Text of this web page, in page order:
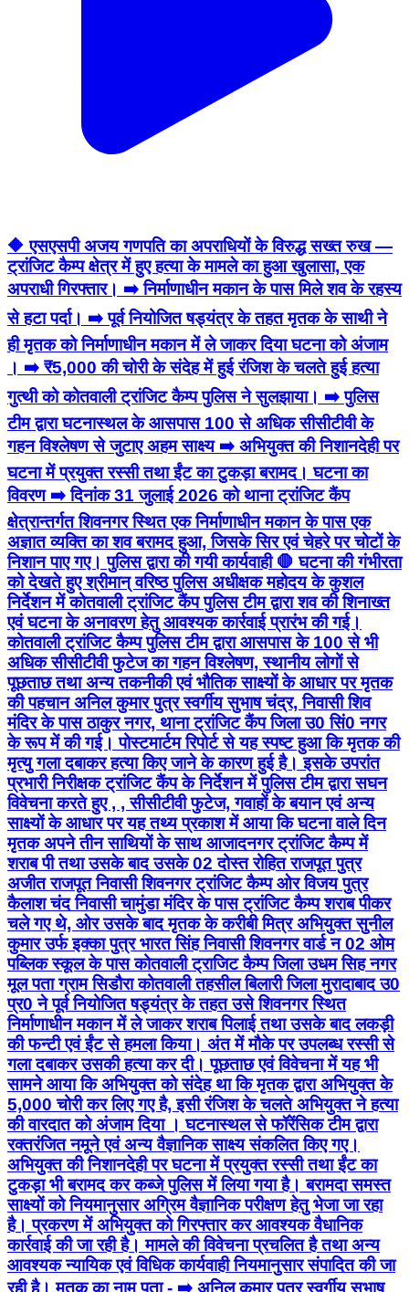
🔶 एसएसपी अजय गणपति का अपराधियों के विरुद्ध सख्त रुख —
ट्रांजिट कैम्प क्षेत्र में हुए हत्या के मामले का हुआ खुलासा, एक
अपराधी गिरफ्तार। ➡️ निर्माणाधीन मकान के पास मिले शव के रहस्य
से हटा पर्दा। ➡️ पूर्व नियोजित षड्यंत्र के तहत मृतक के साथी ने
ही मृतक को निर्माणाधीन मकान में ले जाकर दिया घटना को अंजाम
। ➡️ ₹5,000 की चोरी के संदेह में हुई रंजिश के चलते हुई हत्या
गुत्थी को कोतवाली ट्रांजिट कैम्प पुलिस ने सुलझाया। ➡️ पुलिस
टीम द्वारा घटनास्थल के आसपास 100 से अधिक सीसीटीवी के
गहन विश्लेषण से जुटाए अहम साक्ष्य ➡️ अभियुक्त की निशानदेही पर
घटना में प्रयुक्त रस्सी तथा ईंट का टुकड़ा बरामद। घटना का
विवरण ➡️ दिनांक 31 जुलाई 2026 को थाना ट्रांजिट कैंप
क्षेत्रान्तर्गत शिवनगर स्थित एक निर्माणाधीन मकान के पास एक
अज्ञात व्यक्ति का शव बरामद हुआ, जिसके सिर एवं चेहरे पर चोटों के
निशान पाए गए। पुलिस द्वारा की गयी कार्यवाही 🛑 घटना की गंभीरता
को देखते हुए श्रीमान् वरिष्ठ पुलिस अधीक्षक महोदय के कुशल
निर्देशन में कोतवाली ट्रांजिट कैंप पुलिस टीम द्वारा शव की शिनाख्त
एवं घटना के अनावरण हेतु आवश्यक कार्रवाई प्रारंभ की गई।
कोतवाली ट्रांजिट कैम्प पुलिस टीम द्वारा आसपास के 100 से भी
अधिक सीसीटीवी फुटेज का गहन विश्लेषण, स्थानीय लोगों से
पूछताछ तथा अन्य तकनीकी एवं भौतिक साक्ष्यों के आधार पर मृतक
की पहचान अनिल कुमार पुत्र स्वर्गीय सुभाष चंद्र, निवासी शिव
मंदिर के पास ठाकुर नगर, थाना ट्रांजिट कैंप जिला उ0 सिं0 नगर
के रूप में की गई। पोस्टमार्टम रिपोर्ट से यह स्पष्ट हुआ कि मृतक की
मृत्यु गला दबाकर हत्या किए जाने के कारण हुई है। इसके उपरांत
प्रभारी निरीक्षक ट्रांजिट कैंप के निर्देशन में पुलिस टीम द्वारा सघन
विवेचना करते हुए , , सीसीटीवी फुटेज, गवाहों के बयान एवं अन्य
साक्ष्यों के आधार पर यह तथ्य प्रकाश में आया कि घटना वाले दिन
मृतक अपने तीन साथियों के साथ आजादनगर ट्रांजिट कैम्प में
शराब पी तथा उसके बाद उसके 02 दोस्त रोहित राजपूत पुत्र
अजीत राजपूत निवासी शिवनगर ट्रांजिट कैम्प ओर विजय पुत्र
कैलाश चंद निवासी चामुंडा मंदिर के पास ट्रांजिट कैम्प शराब पीकर
चले गए थे, ओर उसके बाद मृतक के करीबी मित्र अभियुक्त सुनील
कुमार उर्फ इक्का पुत्र भारत सिंह निवासी शिवनगर वार्ड न 02 ओम
पब्लिक स्कूल के पास कोतवाली ट्राजिट कैम्प जिला उधम सिह नगर
मूल पता ग्राम सिडौरा कोतवाली तहसील बिलारी जिला मुरादाबाद उ0
प्र0 ने पूर्व नियोजित षड्यंत्र के तहत उसे शिवनगर स्थित
निर्माणाधीन मकान में ले जाकर शराब पिलाई तथा उसके बाद लकड़ी
की फन्टी एवं ईंट से हमला किया। अंत में मौके पर उपलब्ध रस्सी से
गला दबाकर उसकी हत्या कर दी। पूछताछ एवं विवेचना में यह भी
सामने आया कि अभियुक्त को संदेह था कि मृतक द्वारा अभियुक्त के
5,000 चोरी कर लिए गए है, इसी रंजिश के चलते अभियुक्त ने हत्या
की वारदात को अंजाम दिया । घटनास्थल से फॉरेंसिक टीम द्वारा
रक्तरंजित नमूने एवं अन्य वैज्ञानिक साक्ष्य संकलित किए गए।
अभियुक्त की निशानदेही पर घटना में प्रयुक्त रस्सी तथा ईंट का
टुकड़ा भी बरामद कर कब्जे पुलिस में लिया गया है। बरामदा समस्त
साक्ष्यों को नियमानुसार अग्रिम वैज्ञानिक परीक्षण हेतु भेजा जा रहा
है। प्रकरण में अभियुक्त को गिरफ्तार कर आवश्यक वैधानिक
कार्रवाई की जा रही है। मामले की विवेचना प्रचलित है तथा अन्य
आवश्यक न्यायिक एवं विधिक कार्यवाही नियमानुसार संपादित की जा